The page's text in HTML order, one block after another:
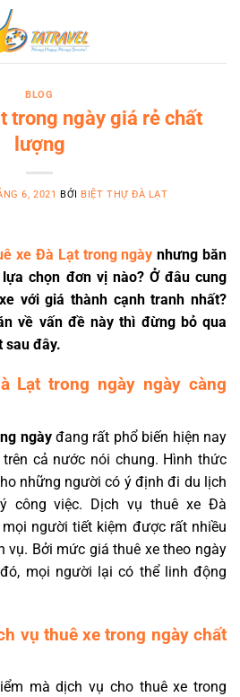
BLOG
trong ngày giá rẻ chất
lượng
6, 2021 BỞI BIỆT THỰ ĐÀ LẠT
xe Đà Lạt trong ngày nhưng băn
chọn đơn vị nào? Ở đâu cung
với giá thành cạnh tranh nhất?
về vấn đề này thì đừng bỏ qua
sau đây.
Lạt trong ngày ngày càng
ngàyđang rất phổ biến hiện nay
cả nước nói chung. Hình thức
những người có ý định đi du lịch
công việc. Dịch vụ thuê xe Đà
người tiết kiệm được rất nhiều
vụ. Bởi mức giá thuê xe theo ngày
mọi người lại có thể linh động
vụ thuê xe trong ngày chất
mà dịch vụ cho thuê xe trong